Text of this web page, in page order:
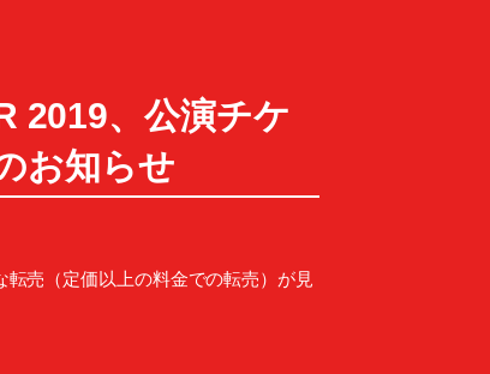
2019、公演チケ
お知らせ
転売（定価以上の料金での転売）が見